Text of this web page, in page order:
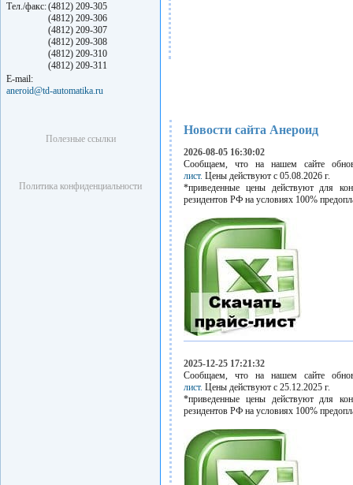
Новости сайта Анероид
2026-08-05 16:30:02
Сообщаем, что на нашем сайте
лист. Цены действуют с 05.08.2026 г.
*приведенные цены действуют для
резидентов РФ на условиях 100%
2025-12-25 17:21:32
Сообщаем, что на нашем сайте
лист. Цены действуют с 25.12.2025 г.
*приведенные цены действуют для
резидентов РФ на условиях 100%
Тел./факс:(4812) 209-305
(4812) 209-306
(4812) 209-307
(4812) 209-308
(4812) 209-310
(4812) 209-311
E-mail:
aneroid@td-automatika.ru
Полезные ссылки
Политика конфиденциальности